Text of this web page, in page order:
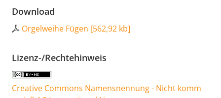
Download
Orgelweihe Fügen [562,92 kb]
Lizenz-/Rechtehinweis
Creative Commons Namensnennung - Nicht komm